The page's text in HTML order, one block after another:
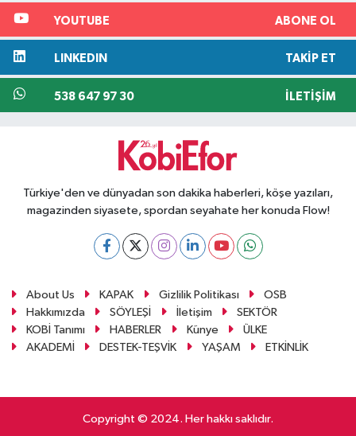
YOUTUBE ABONE OL
LINKEDIN TAKIP ET
538 647 97 30 İLETIŞIM
Türkiye'den ve dünyadan son dakika haberleri, köşe yazıları,
magazinden siyasete, spordan seyahate her konuda Flow!
About Us KAPAK Gizlilik Politikası
OSB
Hakkımızda
SÖYLEŞİ İletişim
SEKTÖR
KOBİ Tanımı
HABERLER Künye
ÜLKE
AKADEMİ
DESTEK-TEŞVİK YAŞAM ETKİNLİK
Copyright © 2024. Her hakkı saklıdır.